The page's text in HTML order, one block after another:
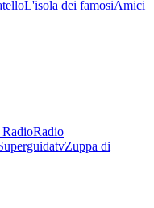
L'isola dei famosiAmici
Radio
Zuppa di